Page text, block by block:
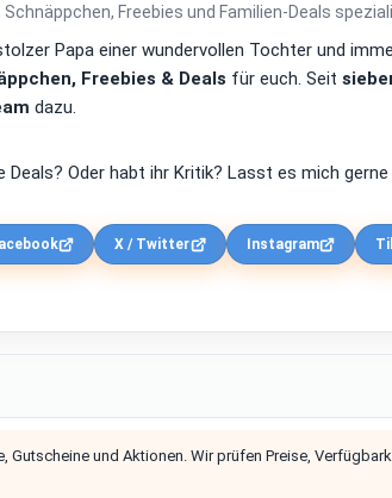
Freebies und Familien-Deals
Papa einer wundervollen Tochter und
Freebies & Deals für euch. Seit
dazu.
Deals? Oder habt ihr Kritik? Lasst es mich
X / Twitter Instagram
Gutscheine und Aktionen. Wir prüfen Preise,